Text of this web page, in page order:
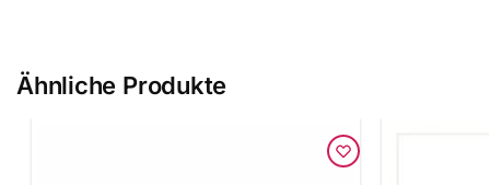
Ähnliche Produkte